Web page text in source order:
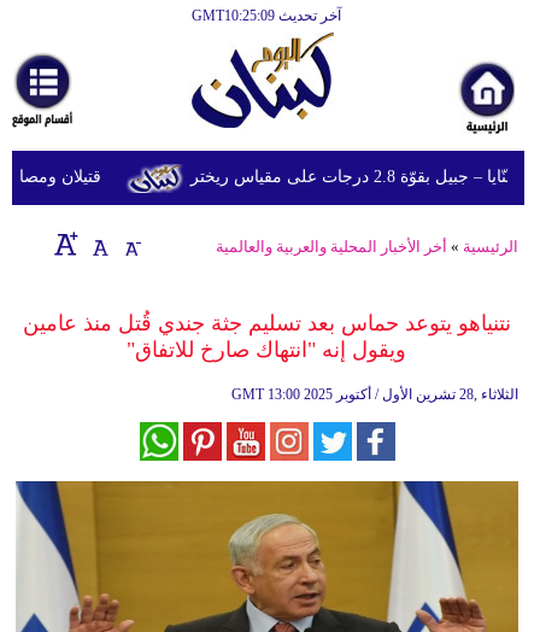
آخر تحديث GMT10:25:09
أخبارعاجلة
رياضة
ثقافة
إقتصاد
وموسيقى
سياحة
وسفر
قتيلان ومصابون جراء 14 غارة إسرائيلية على شرق 2.8 درجات على مقياس ريختر
الرئيسية » أخر الأخبار المحلية والعربية والعالمية
نتنياهو يتوعد حماس بعد تسليم جثة جندي قُتل منذ عامين
ويقول إنه "انتهاك صارخ للاتفاق"
GMT 13:00 2025 الثلاثاء ,28 تشرين الأول / أكتوبر